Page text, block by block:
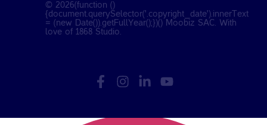
© 2026(function ()
{document.querySelector('.copyright_date').innerText
= (new Date()).getFullYear();})() Moobiz SAC. With
love of1868 Studio.